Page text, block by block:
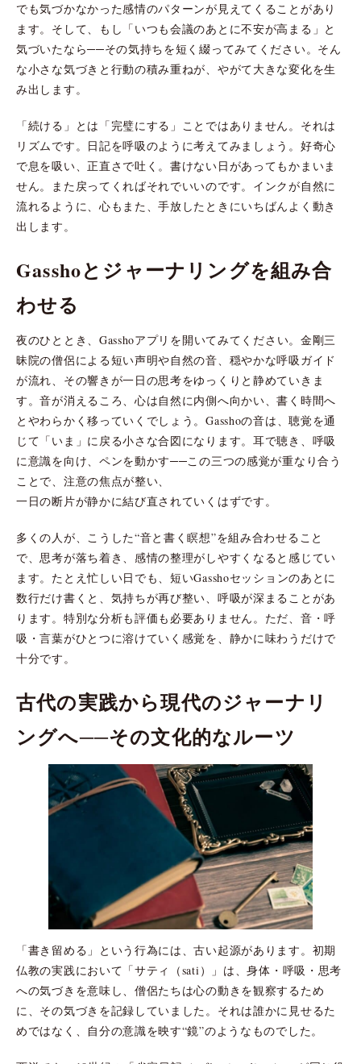
でも気づかなかった感情のパターンが見えてくることがあり
ます。そして、もし「いつも会議のあとに不安が高まる」と
気づいたなら──その気持ちを短く綴ってみてください。そん
な小さな気づきと行動の積み重ねが、やがて大きな変化を生
み出します。
「続ける」とは「完璧にする」ことではありません。それは
リズムです。日記を呼吸のように考えてみましょう。好奇心
で息を吸い、正直さで吐く。書けない日があってもかまいま
せん。また戻ってくればそれでいいのです。インクが自然に
流れるように、心もまた、手放したときにいちばんよく動き
出します。
Gasshoとジャーナリングを組み合
わせる
夜のひととき、Gasshoアプリを開いてみてください。金剛三
昧院の僧侶による短い声明や自然の音、穏やかな呼吸ガイド
が流れ、その響きが一日の思考をゆっくりと静めていきま
す。音が消えるころ、心は自然に内側へ向かい、書く時間へ
とやわらかく移っていくでしょう。Gasshoの音は、聴覚を通
じて「いま」に戻る小さな合図になります。耳で聴き、呼吸
に意識を向け、ペンを動かす──この三つの感覚が重なり合う
ことで、注意の焦点が整い、
一日の断片が静かに結び直されていくはずです。
多くの人が、こうした“音と書く瞑想”を組み合わせること
で、思考が落ち着き、感情の整理がしやすくなると感じてい
ます。たとえ忙しい日でも、短いGasshoセッションのあとに
数行だけ書くと、気持ちが再び整い、呼吸が深まることがあ
ります。特別な分析も評価も必要ありません。ただ、音・呼
吸・言葉がひとつに溶けていく感覚を、静かに味わうだけで
十分です。
古代の実践から現代のジャーナリ
ングへ──その文化的なルーツ
「書き留める」という行為には、古い起源があります。初期
仏教の実践において「サティ（sati）」は、身体・呼吸・思考
への気づきを意味し、僧侶たちは心の動きを観察するため
に、その気づきを記録していました。それは誰かに見せるた
めではなく、自分の意識を映す“鏡”のようなものでした。